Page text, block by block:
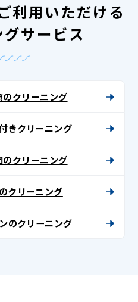
利用いただける
サービス
のクリーニング
きクリーニング
のクリーニング
クリーニング
のクリーニング